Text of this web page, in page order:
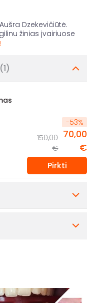
Dzekevičiūtė.
žinias įvairiuose
(1)
-53%
150,00
€
70,00
€
Pirkti